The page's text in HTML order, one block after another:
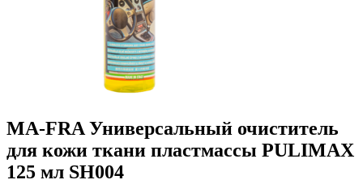
MA-FRA Универсальный очиститель
для кожи ткани пластмассы PULIMAX
125 мл SH004